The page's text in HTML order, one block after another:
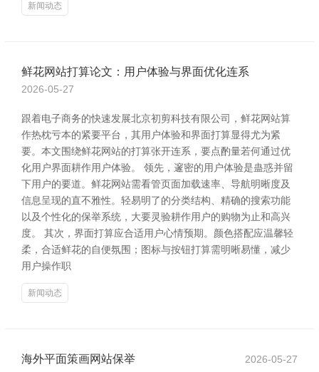
新闻动态
鲜花网站打算论文：用户体验与界面优化连系
2026-05-27
跟着电子商务的快速发展北京初剪科技有限公司，鲜花网站算
作热枕亏本的紧要平台，其用户体验和界面打算显得尤为紧
要。本文围绕鲜花网站的打算张开连系，要点酌量若何通过优
化用户界面耕作用户体验。 领先，邃密的用户体验是蛊惑并留
下用户的要道。鲜花网站需看管页面加载速率、导航明晰度及
信息呈现的直不雅性。轻易明了的分类结构、精确的搜索功能
以及个性化的保举系统，大要灵验耕作用户的购物为止和高兴
度。 其次，界面打算应合适用户心情预期。颜色搭配应温馨轻
柔，合适鲜花的自便氛围；图标与按钮打算需明晰易懂，减少
用户操作职
新闻动态
海外平面策画网站保举 2026-05-27